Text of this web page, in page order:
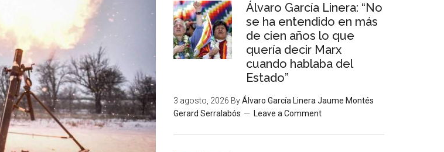
Álvaro García Linera: “No
se ha entendido en más
de cien años lo que
quería decir Marx
cuando hablaba del
Estado”
3 agosto, 2026 ByÁlvaro García Linera Jaume Montés
Gerard Serralabós
Leave a Comment